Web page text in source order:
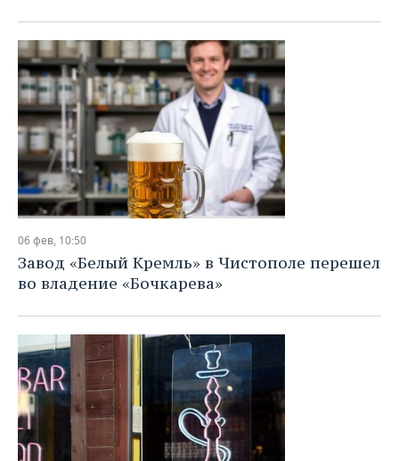
06 фев, 10:50
Завод «Белый Кремль» в Чистополе перешел
во владение «Бочкарева»